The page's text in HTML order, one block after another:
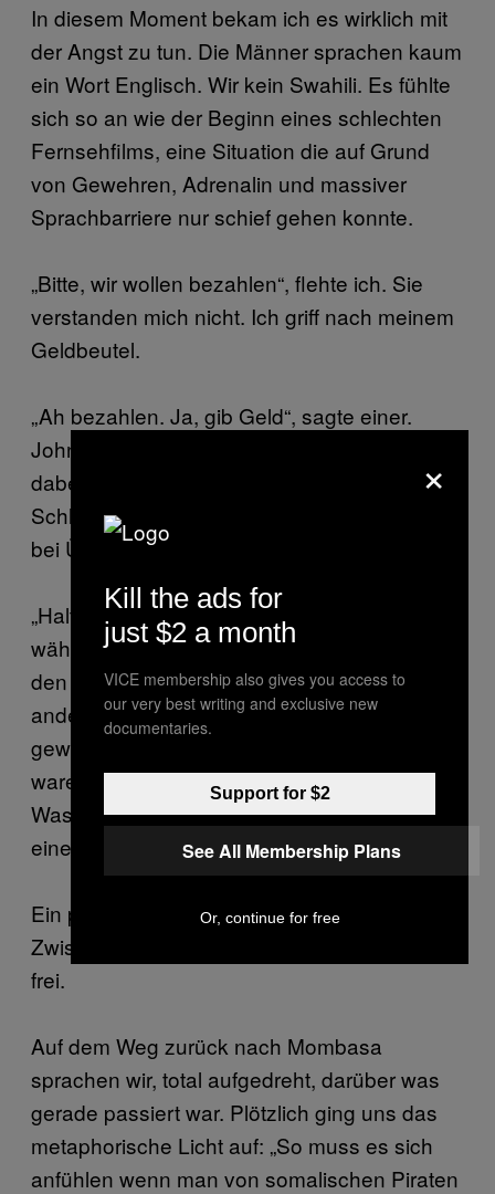
In diesem Moment bekam ich es wirklich mit
der Angst zu tun. Die Männer sprachen kaum
ein Wort Englisch. Wir kein Swahili. Es fühlte
sich so an wie der Beginn eines schlechten
Fernsehfilms, eine Situation die auf Grund
von Gewehren, Adrenalin und massiver
Sprachbarriere nur schief gehen konnte.
„Bitte, wir wollen bezahlen“, flehte ich. Sie
verstanden mich nicht. Ich griff nach meinem
Geldbeutel.
„Ah bezahlen. Ja, gib Geld“, sagte einer.
John schrie immer noch und brachte uns
dabei alle in Gefahr. Ich sah schon die
Schlagzeile vor Augen: „Vier Amerikaner Tod
bei Überfall.“ Wie banal.
„Halt’s Maul, John!“ rief ich mehrmals,
während ich meinen Geldbeutel leerte und
den Männern 120 Euro aushändigte. Die
anderen machten es mir nach. John musste
gewusst haben, dass es keine Polizisten
waren. Entweder das oder er ist verrückt.
Was wahrscheinlich Bedingung dafür ist,
einen Film in Ostafrika zu drehen.
Ein paar Mal hörte ich noch: „CNN-
Zwischenfall“, aber am Ende ließen sie uns
frei.
Auf dem Weg zurück nach Mombasa
sprachen wir, total aufgedreht, darüber was
gerade passiert war. Plötzlich ging uns das
metaphorische Licht auf: „So muss es sich
anfühlen wenn man von somalischen Piraten
×
Kill the ads for
just $2 a month
VICE membership also gives you access to
our very best writing and exclusive new
documentaries.
Support for $2
See All Membership Plans
Or, continue for free